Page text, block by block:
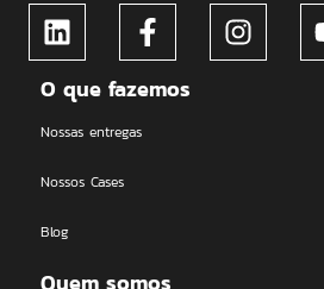
O que fazemos
Nossas entregas
Nossos Cases
Blog
Quem somos